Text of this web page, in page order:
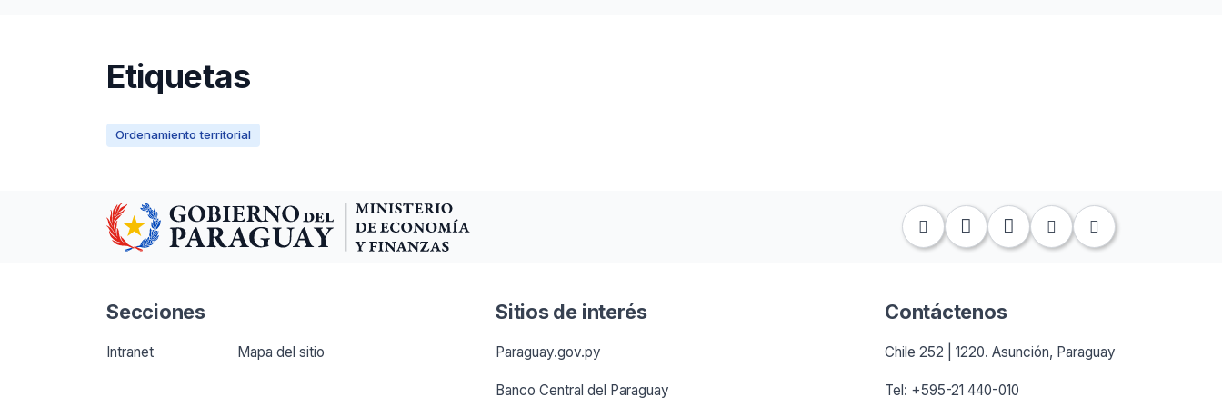
Etiquetas
Ordenamiento territorial
Secciones
Intranet Mapa del sitio
Sitios de interés
Paraguay.gov.py
Banco Central del Paraguay
Contáctenos
Chile 252 | 1220. Asunción, Paraguay
Tel: +595-21 440-010